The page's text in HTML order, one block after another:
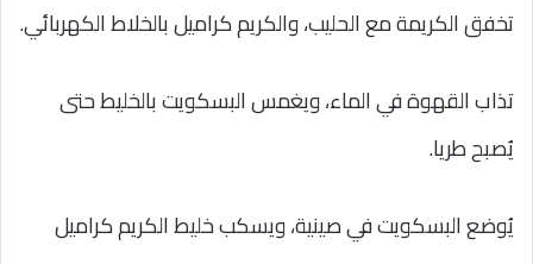
تخفق الكريمة مع الحليب، والكريم كراميل بالخلاط الكهربائي.
تذاب القهوة في الماء، ويغمس البسكويت بالخليط حتى
يُصبح طريا.
يُوضع البسكويت في صينية، ويسكب خليط الكريم كراميل